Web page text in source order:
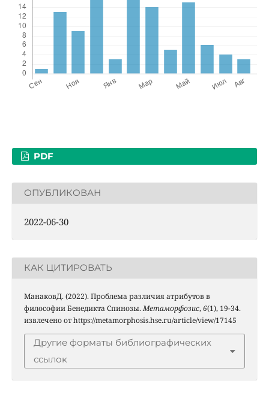
PDF
ОПУБЛИКОВАН
2022-06-30
КАК ЦИТИРОВАТЬ
МанаковД. (2022). Проблема различия атрибутов в
философии Бенедикта Спинозы.Метаморфозис,6(1), 19-34.
извлечено от https://metamorphosis.hse.ru/article/view/17145
Другие форматы библиографических
ссылок